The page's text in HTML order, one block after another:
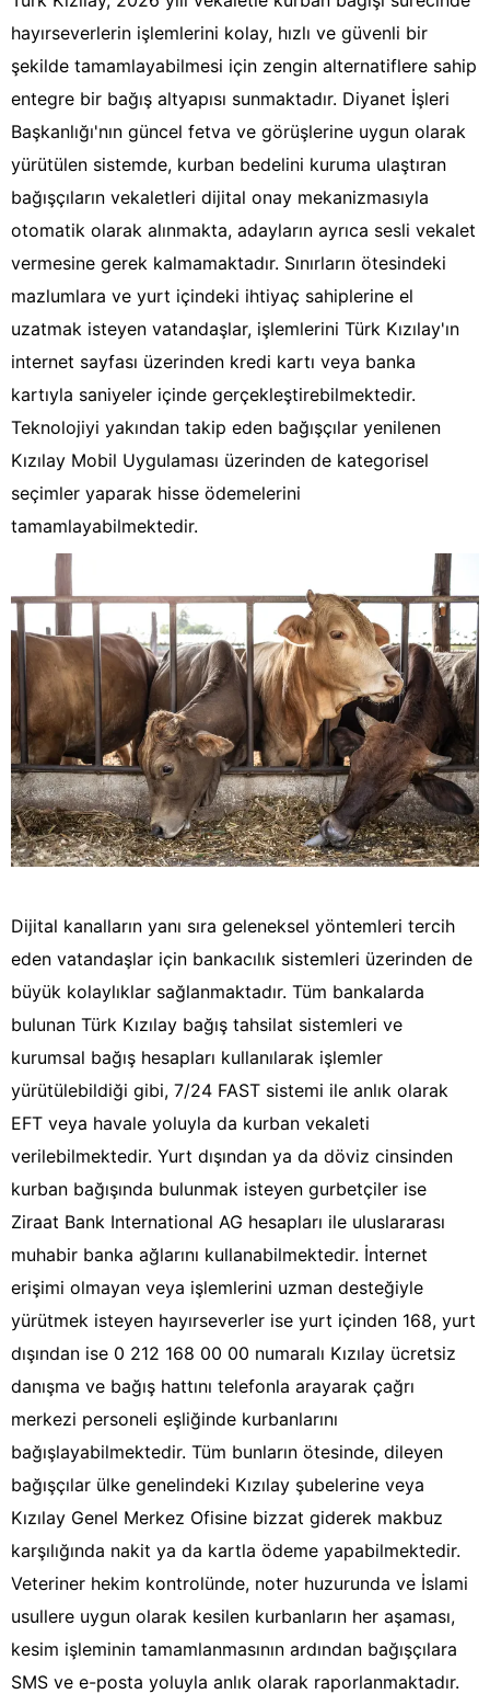
hayırseverlerin işlemlerini kolay, hızlı ve güvenli bir
şekilde tamamlayabilmesi için zengin alternatiflere sahip
entegre bir bağış altyapısı sunmaktadır. Diyanet İşleri
Başkanlığı'nın güncel fetva ve görüşlerine uygun olarak
yürütülen sistemde, kurban bedelini kuruma ulaştıran
bağışçıların vekaletleri dijital onay mekanizmasıyla
otomatik olarak alınmakta, adayların ayrıca sesli vekalet
vermesine gerek kalmamaktadır. Sınırların ötesindeki
mazlumlara ve yurt içindeki ihtiyaç sahiplerine el
uzatmak isteyen vatandaşlar, işlemlerini Türk Kızılay'ın
internet sayfası üzerinden kredi kartı veya banka
kartıyla saniyeler içinde gerçekleştirebilmektedir.
Teknolojiyi yakından takip eden bağışçılar yenilenen
Kızılay Mobil Uygulaması üzerinden de kategorisel
seçimler yaparak hisse ödemelerini
tamamlayabilmektedir.
Dijital kanalların yanı sıra geleneksel yöntemleri tercih
eden vatandaşlar için bankacılık sistemleri üzerinden de
büyük kolaylıklar sağlanmaktadır. Tüm bankalarda
bulunan Türk Kızılay bağış tahsilat sistemleri ve
kurumsal bağış hesapları kullanılarak işlemler
yürütülebildiği gibi, 7/24 FAST sistemi ile anlık olarak
EFT veya havale yoluyla da kurban vekaleti
verilebilmektedir. Yurt dışından ya da döviz cinsinden
kurban bağışında bulunmak isteyen gurbetçiler ise
Ziraat Bank International AG hesapları ile uluslararası
muhabir banka ağlarını kullanabilmektedir. İnternet
erişimi olmayan veya işlemlerini uzman desteğiyle
yürütmek isteyen hayırseverler ise yurt içinden 168, yurt
dışından ise 0 212 168 00 00 numaralı Kızılay ücretsiz
danışma ve bağış hattını telefonla arayarak çağrı
merkezi personeli eşliğinde kurbanlarını
bağışlayabilmektedir. Tüm bunların ötesinde, dileyen
bağışçılar ülke genelindeki Kızılay şubelerine veya
Kızılay Genel Merkez Ofisine bizzat giderek makbuz
karşılığında nakit ya da kartla ödeme yapabilmektedir.
Veteriner hekim kontrolünde, noter huzurunda ve İslami
usullere uygun olarak kesilen kurbanların her aşaması,
kesim işleminin tamamlanmasının ardından bağışçılara
SMS ve e-posta yoluyla anlık olarak raporlanmaktadır.